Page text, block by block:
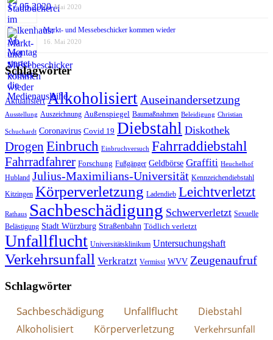
17. Mai 2020
Markt- und Messebeschicker kommen wieder
16. Mai 2020
Schlagwörter
Aktualisiert Alkoholisiert Auseinandersetzung
Ausstellung Auszeichnung Außenspiegel Baumaßnahmen Beleidigung Christian
Schuchardt Coronavirus Covid 19 Diebstahl Diskothek
Drogen Einbruch Einbruchversuch Fahrraddiebstahl
Fahrradfahrer Forschung Fußgänger Geldbörse Graffiti Heuchelhof
Hubland Julius-Maximilians-Universität Kennzeichendiebstahl
Kitzingen Körperverletzung Ladendieb Leichtverletzt
Rathaus Sachbeschädigung Schwerverletzt Sexuelle
Belästigung Stadt Würzburg Straßenbahn Tödlich verletzt
Unfallflucht Universitätsklinikum Untersuchungshaft
Verkehrsunfall Verkratzt Vermisst WVV Zeugenaufruf
Schlagwörter
Sachbeschädigung Unfallflucht
Diebstahl
Alkoholisiert
Körperverletzung Verkehrsunfall